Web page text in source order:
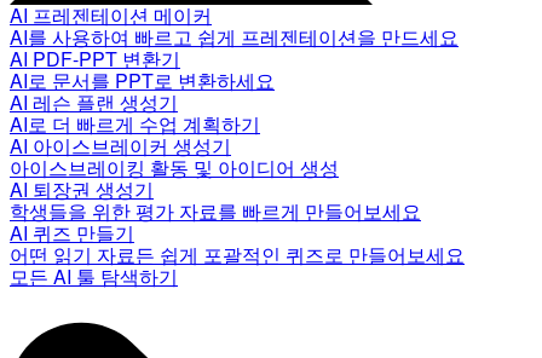
AI 프레젠테이션 메이커
AI를 사용하여 빠르고 쉽게 프레젠테이션을 만드세요
AI PDF-PPT 변환기
AI로 문서를 PPT로 변환하세요
AI 레슨 플랜 생성기
AI로 더 빠르게 수업 계획하기
AI 아이스브레이커 생성기
아이스브레이킹 활동 및 아이디어 생성
AI 퇴장권 생성기
학생들을 위한 평가 자료를 빠르게 만들어보세요
AI 퀴즈 만들기
어떤 읽기 자료든 쉽게 포괄적인 퀴즈로 만들어보세요
모든 AI 툴 탐색하기